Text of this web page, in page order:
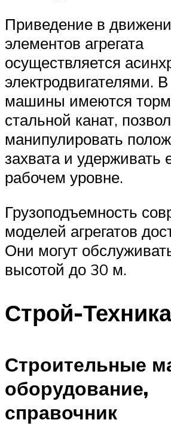
Приведение в
элементов агрегата
осуществляется
электродвигателями.
машины имеются
стальной канат,
манипулировать
захвата и удерживать
рабочем уровне.
Грузоподъемность
моделей агрегатов
Они могут
высотой до 30 м.
Строй-
Строительные
оборудование,
справочник